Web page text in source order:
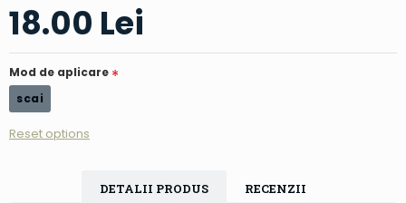
18.00 Lei
Mod de aplicare
scai
Reset options
DETALII PRODUS RECENZII